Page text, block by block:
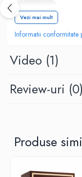
Vezi mai mult
Informatii conformitate
Video (1)
Review-uri (0)
Produse